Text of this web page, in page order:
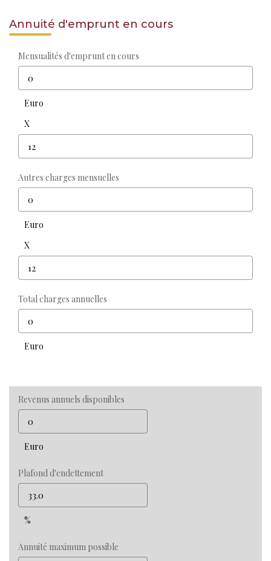
Annuité d'emprunt en cours
Mensualités d'emprunt en cours
Euro
X
Autres charges mensuelles
Euro
X
Total charges annuelles
Euro
Revenus annuels disponibles
Euro
Plafond d'endettement
%
Annuité maximum possible